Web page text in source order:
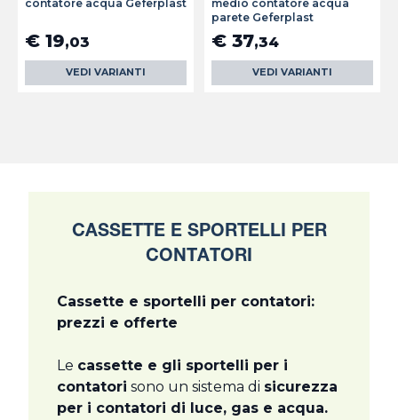
contatore acqua Geferplast
€ 19,03
VEDI VARIANTI
medio contatore acqua
parete Geferplast
€ 37,34
VEDI VARIANTI
CASSETTE E SPORTELLI PER
CONTATORI
Cassette e sportelli per contatori:
prezzi e offerte
Le cassette e gli sportelli per i
contatori sono un sistema di sicurezza
per i contatori di luce, gas e acqua.